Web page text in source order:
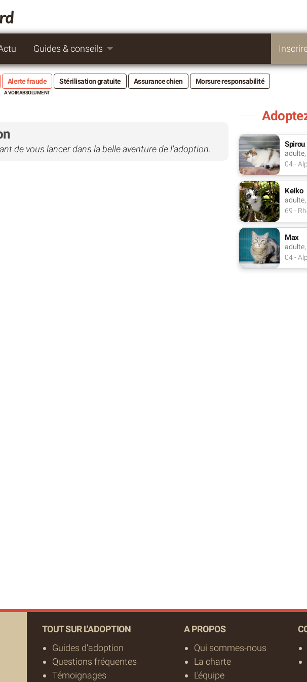
Guides & conseils
Alerte fraude Stérilisation gratuite Assurance chien Morsure responsabilité
de vous lancer dans la belle aventure de l'adoption. Spirou
04 -
Keiko
69 -
Max
04 -
TOUT SUR L'ADOPTION
Guides d'adoption
Questions fréquentes
Témoignages
A PROPOS
Qui sommes-nous
La charte
L'équipe